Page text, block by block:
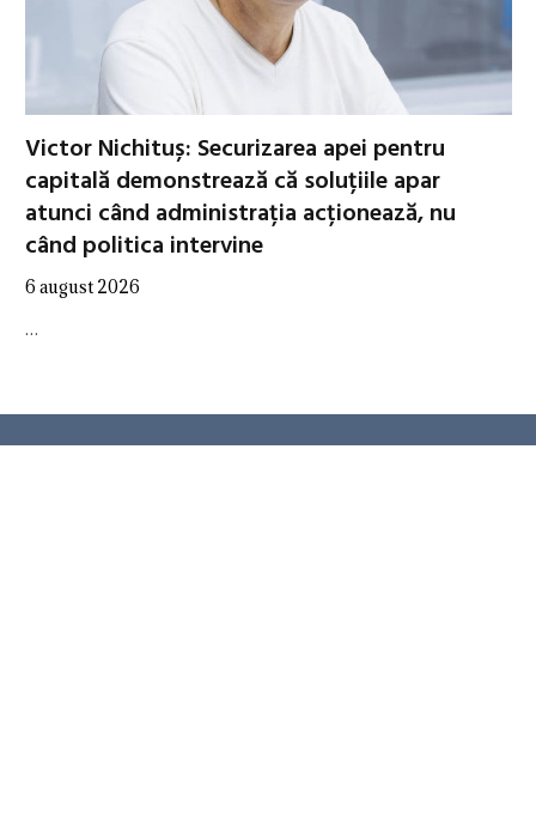
Victor Nichituș: Securizarea apei pentru
capitală demonstrează că soluțiile apar
atunci când administrația acționează, nu
când politica intervine
6 august 2026
…